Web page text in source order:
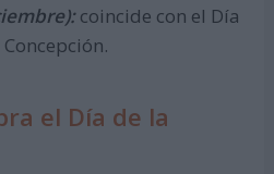
coincide con el Día
el Día de la